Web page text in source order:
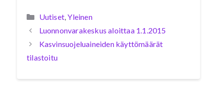
Kategoriat
Uutiset,Yleinen
Luonnonvarakeskus aloittaa 1.1.2015
Kasvinsuojeluaineiden käyttömäärät
tilastoitu